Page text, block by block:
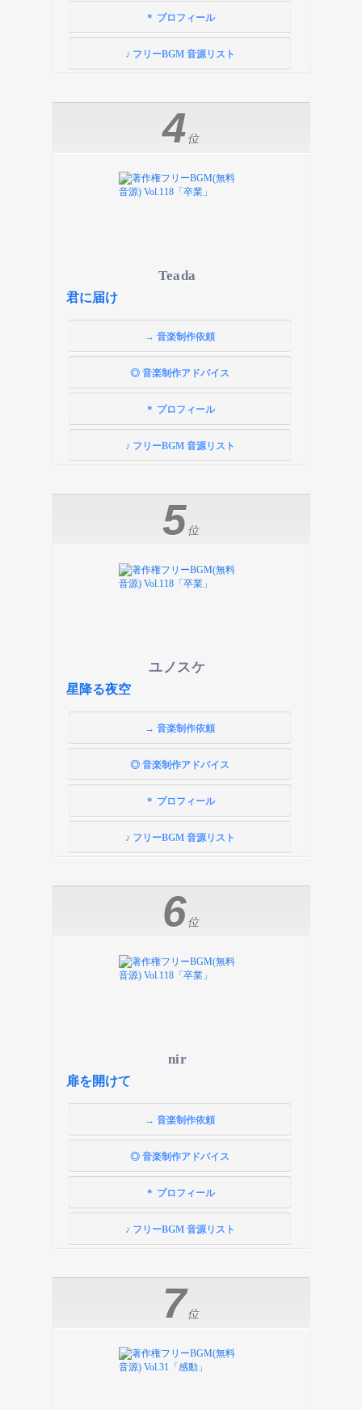
＊ プロフィール
♪ フリーBGM 音源リスト
4位
Teada
君に届け
→ 音楽制作依頼
◎ 音楽制作アドバイス
＊ プロフィール
♪ フリーBGM 音源リスト
5位
ユノスケ
星降る夜空
→ 音楽制作依頼
◎ 音楽制作アドバイス
＊ プロフィール
♪ フリーBGM 音源リスト
6位
nir
扉を開けて
→ 音楽制作依頼
◎ 音楽制作アドバイス
＊ プロフィール
♪ フリーBGM 音源リスト
7位